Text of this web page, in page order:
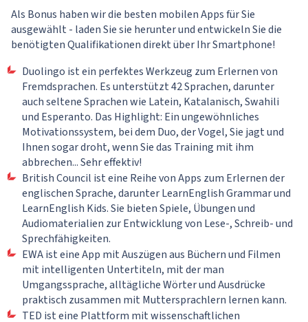
Als Bonus haben wir die besten mobilen Apps für Sie
ausgewählt - laden Sie sie herunter und entwickeln Sie die
benötigten Qualifikationen direkt über Ihr Smartphone!
Duolingo ist ein perfektes Werkzeug zum Erlernen von
Fremdsprachen. Es unterstützt 42 Sprachen, darunter
auch seltene Sprachen wie Latein, Katalanisch, Swahili
und Esperanto. Das Highlight: Ein ungewöhnliches
Motivationssystem, bei dem Duo, der Vogel, Sie jagt und
Ihnen sogar droht, wenn Sie das Training mit ihm
abbrechen... Sehr effektiv!
British Council ist eine Reihe von Apps zum Erlernen der
englischen Sprache, darunter LearnEnglish Grammar und
LearnEnglish Kids. Sie bieten Spiele, Übungen und
Audiomaterialien zur Entwicklung von Lese-, Schreib- und
Sprechfähigkeiten.
EWA ist eine App mit Auszügen aus Büchern und Filmen
mit intelligenten Untertiteln, mit der man
Umgangssprache, alltägliche Wörter und Ausdrücke
praktisch zusammen mit Muttersprachlern lernen kann.
TED ist eine Plattform mit wissenschaftlichen